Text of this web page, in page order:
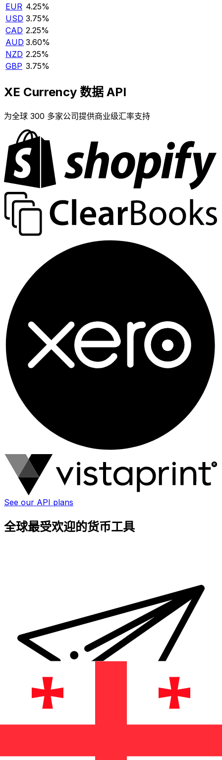
EUR 4.25%
USD 3.75%
CAD 2.25%
AUD 3.60%
NZD 2.25%
GBP 3.75%
XE Currency 数据 API
为全球 300 多家公司提供商业级汇率支持
See our API plans
全球最受欢迎的货币工具